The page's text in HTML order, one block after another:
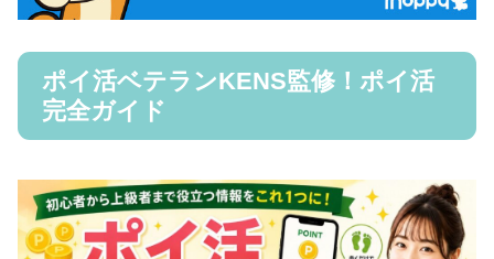
ポイ活ベテランKENS監修！ポイ活
完全ガイド